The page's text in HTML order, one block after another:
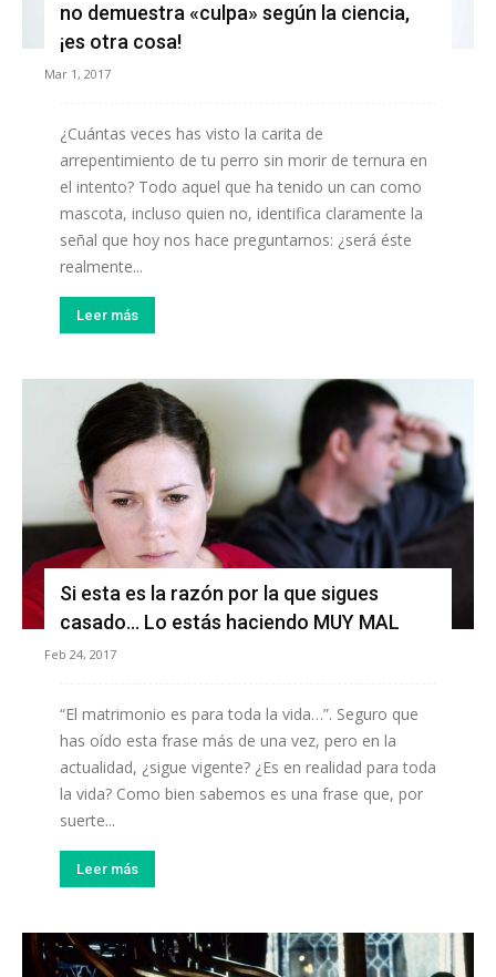
no demuestra «culpa» según la ciencia,
¡es otra cosa!
Mar 1, 2017
¿Cuántas veces has visto la carita de
arrepentimiento de tu perro sin morir de ternura en
el intento? Todo aquel que ha tenido un can como
mascota, incluso quien no, identifica claramente la
señal que hoy nos hace preguntarnos: ¿será éste
realmente...
Leer más
Si esta es la razón por la que sigues
casado… Lo estás haciendo MUY MAL
Feb 24, 2017
“El matrimonio es para toda la vida…”. Seguro que
has oído esta frase más de una vez, pero en la
actualidad, ¿sigue vigente? ¿Es en realidad para toda
la vida? Como bien sabemos es una frase que, por
suerte...
Leer más